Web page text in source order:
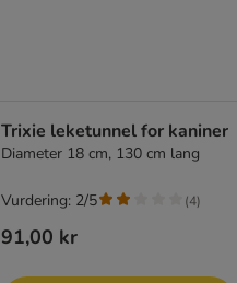
Trixie leketunnel for kaniner
Diameter 18 cm, 130 cm lang
91,00 kr
Vurdering: 2/5 (4)